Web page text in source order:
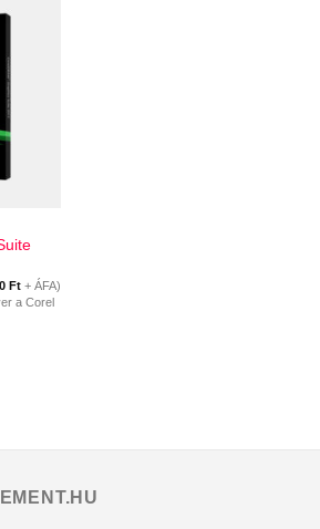
Ft+ ÁFA)
a Corel